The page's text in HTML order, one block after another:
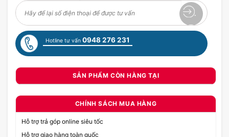
Hotline tư vấn 0948 276 231
SẢN PHẨM CÒN HÀNG TẠI
CHÍNH SÁCH MUA HÀNG
Hỗ trợ trả góp online siêu tốc
Hỗ trợ giao hàng toàn quốc